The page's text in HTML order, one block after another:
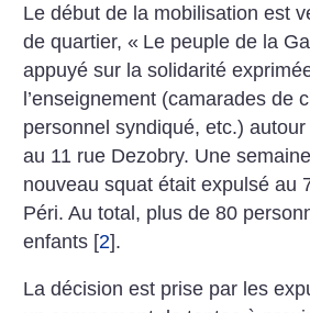
Le début de la mobilisation est
de quartier, « Le peuple de la
appuyé sur la solidarité
l’enseignement (camarades de
personnel syndiqué, etc.) autour
au 11 rue Dezobry. Une
nouveau squat était expulsé au
Péri. Au total, plus de 80
enfants [2].
La décision est prise par les